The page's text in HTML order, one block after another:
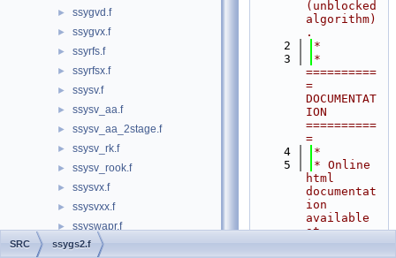
► ssygvd.f
► ssygvx.f
► ssyrfs.f
► ssyrfsx.f
► ssysv.f
► ssysv_aa.f
► ssysv_aa_2stage.f
► ssysv_rk.f
► ssysv_rook.f
► ssysvx.f
► ssysvxx.f
► ssyswapr.f
► ssytd2.f
(unblocked
algorithm)
.
    2
*
    3
*
==========
=
DOCUMENTAT
ION
==========
=
    4
*
    5
* Online
html
documentat
ion
available
at
SRC ssygs2.f